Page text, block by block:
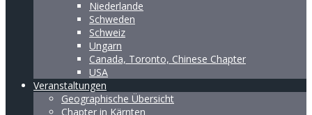
Niederlande
Schweden
Schweiz
Ungarn
Canada, Toronto, Chinese Chapter
USA
Veranstaltungen
Geographische Übersicht
Chapter in Kärnten